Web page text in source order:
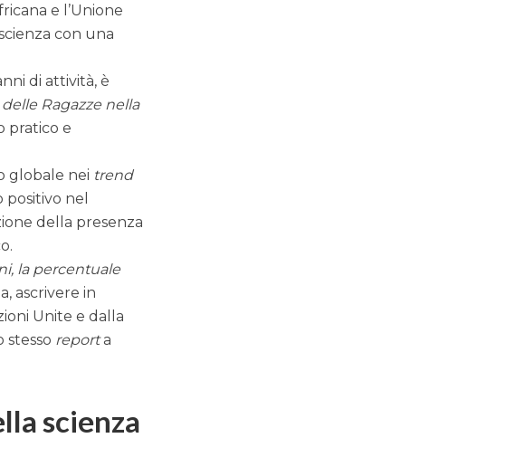
e l’Unione
con una
di attività, è
Ragazze nella
pratico e
globale nei trend
positivo nel
della presenza
la percentuale
ascrivere in
Unite e dalla
stesso reporta
scienza